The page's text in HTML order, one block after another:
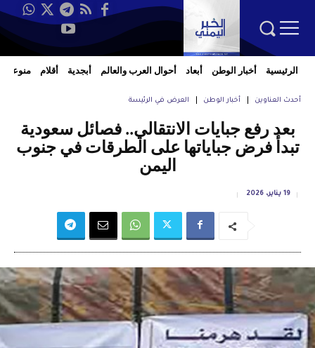
الرئيسية أخبار الوطن أبعاد أحوال العرب والعالم أبجدية أقلام منوعات
أحدث العناوين أخبار الوطن العرض في الرئيسة
بعد رفع جبايات الانتقالي.. فصائل سعودية
تبدأ فرض جباياتها على الطرقات في جنوب
اليمن
19 يناير، 2026